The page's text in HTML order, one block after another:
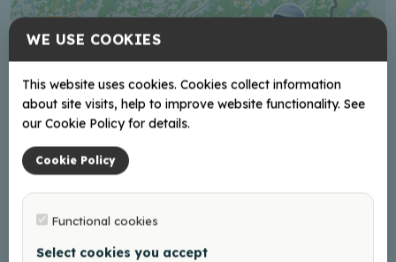
WE USE COOKIES
This website uses cookies. Cookies collect information
about site visits, help to improve website functionality. See
our Cookie Policy for details.
Cookie Policy
Functional cookies
Select cookies you accept